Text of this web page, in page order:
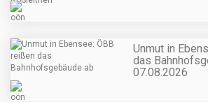
Unmut in
das
07.08.2026